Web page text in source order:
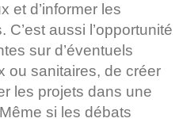
et d’informer les
aussi l’opportunité
sur d’éventuels
ou sanitaires, de créer
les projets dans une
si les débats